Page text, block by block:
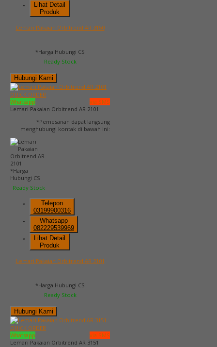
Lihat Detail
Produk
Lemari Pakaian Orbitrend AR 3150
*Harga Hubungi CS
Ready Stock
Hubungi Kami
QUICK ORDER
Whatsapp
via SMS
Lemari Pakaian Orbitrend AR 2101
*Pemesanan dapat langsung
menghubungi kontak di bawah ini:
*Harga
Hubungi CS
Ready Stock
Telepon
03199900316
Whatsapp
082229539969
Lihat Detail
Produk
Lemari Pakaian Orbitrend AR 2101
*Harga Hubungi CS
Ready Stock
Hubungi Kami
QUICK ORDER
Whatsapp
via SMS
Lemari Pakaian Orbitrend AR 3151